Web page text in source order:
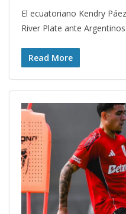
El ecuatoriano Kendry
River Plate ante Argentinos
Read More